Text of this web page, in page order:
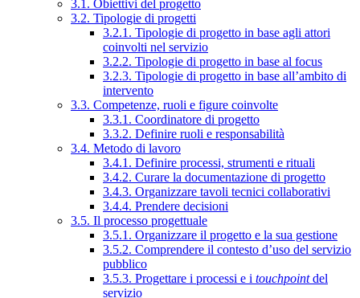
3.1. Obiettivi del progetto
3.2. Tipologie di progetti
3.2.1. Tipologie di progetto in base agli attori
coinvolti nel servizio
3.2.2. Tipologie di progetto in base al focus
3.2.3. Tipologie di progetto in base all’ambito di
intervento
3.3. Competenze, ruoli e figure coinvolte
3.3.1. Coordinatore di progetto
3.3.2. Definire ruoli e responsabilità
3.4. Metodo di lavoro
3.4.1. Definire processi, strumenti e rituali
3.4.2. Curare la documentazione di progetto
3.4.3. Organizzare tavoli tecnici collaborativi
3.4.4. Prendere decisioni
3.5. Il processo progettuale
3.5.1. Organizzare il progetto e la sua gestione
3.5.2. Comprendere il contesto d’uso del servizio
pubblico
3.5.3. Progettare i processi e i touchpointdel
servizio